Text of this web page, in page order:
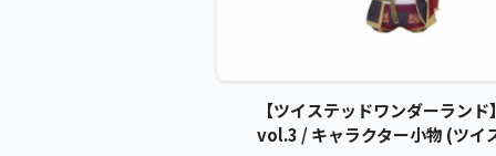
【ツイステッドワンダーラン
vol.3 / キャラクター小物 (ツイ